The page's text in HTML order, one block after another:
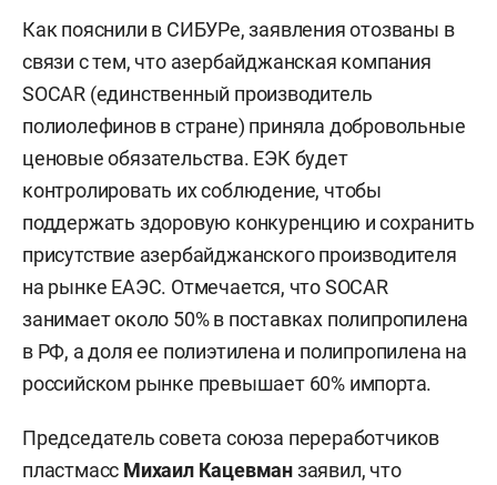
Как пояснили в СИБУРе, заявления отозваны в
связи с тем, что азербайджанская компания
SOCAR (единственный производитель
полиолефинов в стране) приняла добровольные
ценовые обязательства. ЕЭК будет
контролировать их соблюдение, чтобы
поддержать здоровую конкуренцию и сохранить
присутствие азербайджанского производителя
на рынке ЕАЭС. Отмечается, что SOCAR
занимает около 50% в поставках полипропилена
в РФ, а доля ее полиэтилена и полипропилена на
российском рынке превышает 60% импорта.
Председатель совета союза переработчиков
пластмасс Михаил Кацевманзаявил, что